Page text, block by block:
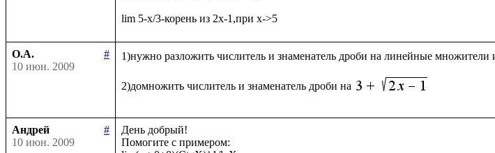
О.А.
#
10 июн. 2009
1)нужно разложить числитель и знаменатель дроби на линейные множители
2)домножить числитель и знаменатель дроби на
Андрей
#
10 июн. 2009
День добрый!
Помогите с примером: